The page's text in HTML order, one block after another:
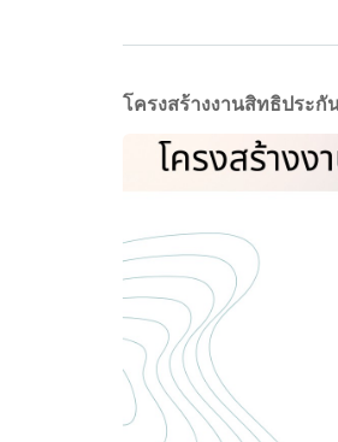
โครงสร้างงานสิทธิประกั